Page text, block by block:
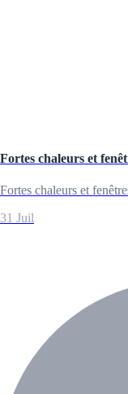
Fortes chaleurs et
Fortes chaleurs et
31 Juil